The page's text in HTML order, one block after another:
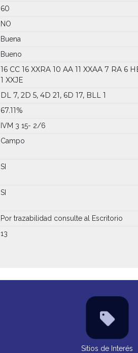
60
NO
Buena
Bueno
16 CC 16 XXRA 10 AA 11 XXAA 7 RA 6
1 XXJE
DL 7, 2D 5, 4D 21, 6D 17, BLL 1
67.11%
IVM 3 15- 2/6
Campo
SI
SI
Por trazabilidad consulte al Escritorio
13
Sitios de Interés